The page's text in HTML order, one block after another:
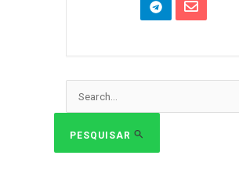
Pesquisar
PESQUISAR